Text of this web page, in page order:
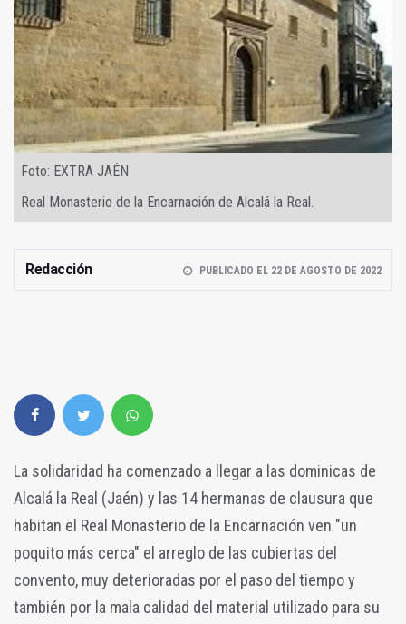
Foto: EXTRA JAÉN
Real Monasterio de la Encarnación de Alcalá la Real.
Redacción PUBLICADO EL 22 DE AGOSTO DE 2022
La solidaridad ha comenzado a llegar a las dominicas de
Alcalá la Real (Jaén) y las 14 hermanas de clausura que
habitan el Real Monasterio de la Encarnación ven "un
poquito más cerca" el arreglo de las cubiertas del
convento, muy deterioradas por el paso del tiempo y
también por la mala calidad del material utilizado para su